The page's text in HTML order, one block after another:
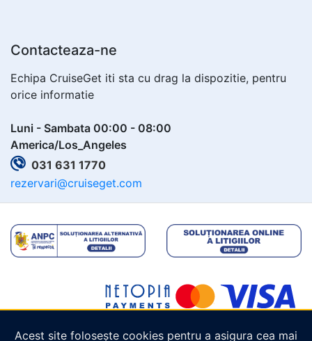
Acest site folosește cookies pentru a asigura cea mai
Contacteaza-ne
Echipa CruiseGet iti sta cu drag la dispozitie, pentru
orice informatie
Luni - Sambata 00:00 - 08:00
America/Los_Angeles
031 631 1770
rezervari@cruiseget.com